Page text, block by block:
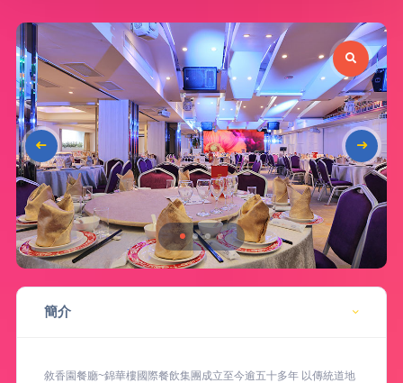
簡介
敘香園餐廳~錦華樓國際餐飲集團成立至今逾五十多年 以傳統道地